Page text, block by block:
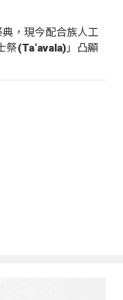
，現今配合族人工
(Ta‘avala)」凸顯